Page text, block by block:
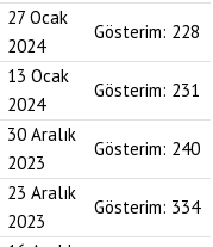
27 Ocak
2024
Gösterim: 228
13 Ocak
2024
Gösterim: 231
30 Aralık
2023
Gösterim: 240
23 Aralık
2023
Gösterim: 334